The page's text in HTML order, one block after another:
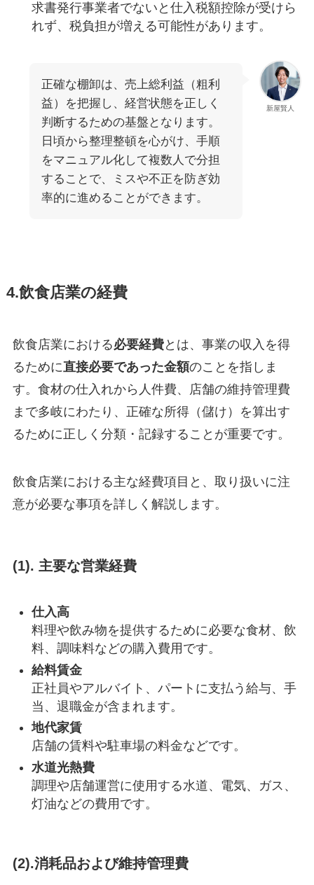
求書発行事業者でないと仕入税額控除が受けら
れず、税負担が増える可能性があります。
新屋賢人
正確な棚卸は、売上総利益（粗利
益）を把握し、経営状態を正しく
判断するための基盤となります。
日頃から整理整頓を心がけ、手順
をマニュアル化して複数人で分担
することで、ミスや不正を防ぎ効
率的に進めることができます。
4.飲食店業の経費
飲食店業における必要経費とは、事業の収入を得
るために直接必要であった金額のことを指しま
す。食材の仕入れから人件費、店舗の維持管理費
まで多岐にわたり、正確な所得（儲け）を算出す
るために正しく分類・記録することが重要です。
飲食店業における主な経費項目と、取り扱いに注
意が必要な事項を詳しく解説します。
(1). 主要な営業経費
仕入高
料理や飲み物を提供するために必要な食材、飲
料、調味料などの購入費用です。
給料賃金
正社員やアルバイト、パートに支払う給与、手
当、退職金が含まれます。
地代家賃
店舗の賃料や駐車場の料金などです。
水道光熱費
調理や店舗運営に使用する水道、電気、ガス、
灯油などの費用です。
(2).消耗品および維持管理費